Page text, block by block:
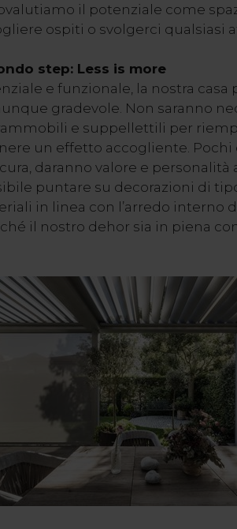
il potenziale come
ospiti o svolgerci qualsiasi
step: Less is more
e funzionale, la nostra casa
gradevole. Non saranno
e suppellettili per
un effetto accogliente. Pochi
daranno valore e personalità
puntare su decorazioni di
in linea con l’arredo interno
il nostro dehor sia in piena